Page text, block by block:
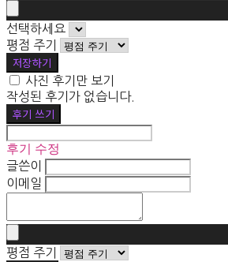
선택하세요
평점 주기
저장하기
사진 후기만 보기
작성된 후기가 없습니다.
후기 쓰기
후기 수정
글쓴이
이메일
평점 주기